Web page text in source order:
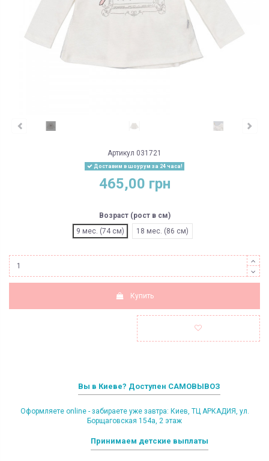
Артикул 031721
Доставим в шоурум за 24 часа!
465,00 грн
Возраст (рост в см)
9 мес. (74 см)
18 мес. (86 см)
Купить
Вы в Киеве? Доступен САМОВЫВОЗ
Оформляете online - забираете уже завтра: Киев, ТЦ АРКАДИЯ, ул.
Борщаговская 154а, 2 этаж
Принимаем детские выплаты